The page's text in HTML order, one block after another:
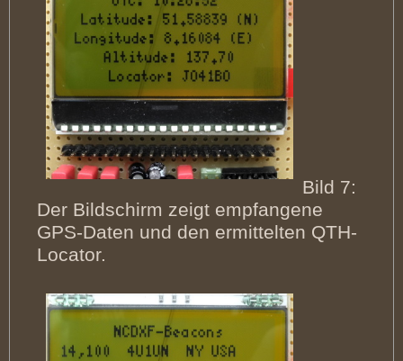
Bild 7:
Der Bildschirm zeigt empfangene
GPS-Daten und den ermittelten QTH-
Locator.